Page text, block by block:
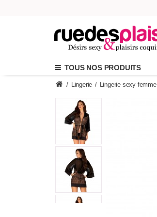
TOUS NOS PRODUITS
/ Lingerie / Lingerie sexy femme